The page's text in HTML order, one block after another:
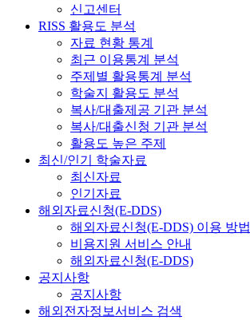
신고센터
RISS 활용도 분석
자료 현황 통계
최근 이용통계 분석
주제별 활용통계 분석
학술지 활용도 분석
복사/대출제공 기관 분석
복사/대출신청 기관 분석
활용도 높은 주제
최신/인기 학술자료
최신자료
인기자료
해외자료신청(E-DDS)
해외자료신청(E-DDS) 이용 방법
비용지원 서비스 안내
해외자료신청(E-DDS)
공지사항
공지사항
해외전자정보서비스 검색